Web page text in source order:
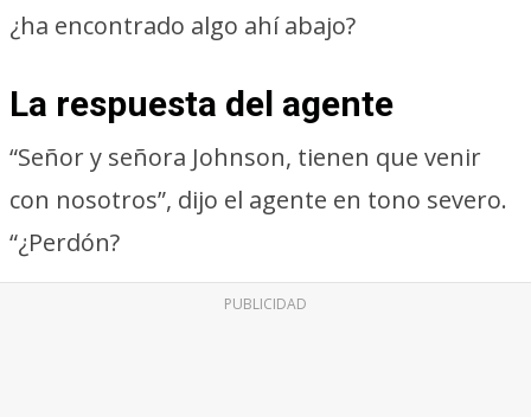
¿ha encontrado algo ahí abajo?
La respuesta del agente
“Señor y señora Johnson, tienen que venir
con nosotros”, dijo el agente en tono severo.
“¿Perdón?
PUBLICIDAD